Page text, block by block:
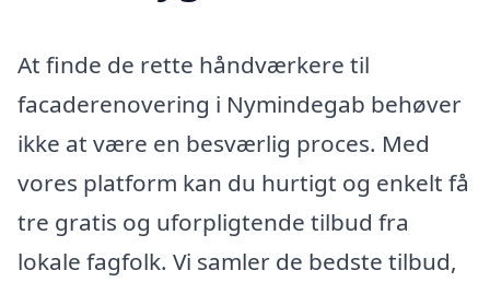
At finde de rette håndværkere til
facaderenovering i Nymindegab behøver
ikke at være en besværlig proces. Med
vores platform kan du hurtigt og enkelt få
tre gratis og uforpligtende tilbud fra
lokale fagfolk. Vi samler de bedste tilbud,